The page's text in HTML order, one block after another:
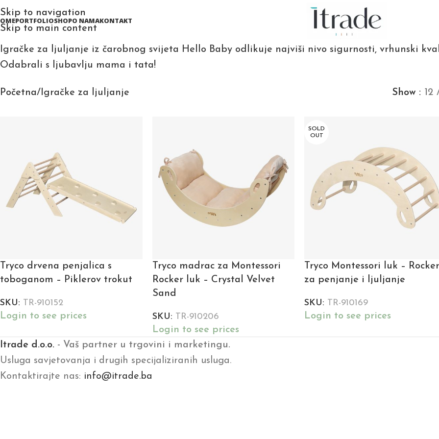
Skip to navigation
Skip to main content
PORTFOLIOSHOPO NAMAKONTAKT
Igračke za ljuljanje iz čarobnog svijeta Hello Baby odlikuje najviši nivo sigurnosti, vrhunski
Odabrali s ljubavlju mama i tata!
Početna Igračke za ljuljanje Show 12
Tryco drvena penjalica s
toboganom – Piklerov trokut
SKU: TR-910152
Login to see prices
Tryco madrac za Montessori
Rocker luk – Crystal Velvet
Sand
SKU: TR-910206
Login to see prices
SOLD
OUT
Tryco Montessori luk – Rocker
za penjanje i ljuljanje
SKU: TR-910169
Login to see prices
Itrade d.o.o. - Vaš partner u trgovini i marketingu.
Usluga savjetovanja i drugih specijaliziranih usluga.
Kontaktirajte nas: info@itrade.ba